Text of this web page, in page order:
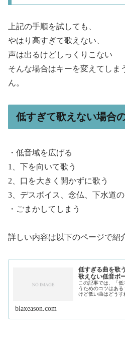
上記の手順を試しても、
やはり高すぎて歌えない、
声は出るけどしっくりこない
そんな場合はキーを変えてしま
ん。
低すぎて歌えない場合
・低音域を広げる
1、下を向いて歌う
2、口を大きく開かずに歌う
3、デスボイス、念仏、下水道
・ごまかしてしまう
詳しい内容は以下のページで紹
低すぎる曲を歌
歌えない低音ボ
この記事では、「
うためのコツはあ
けど低い曲はどうす
blaxeason.com